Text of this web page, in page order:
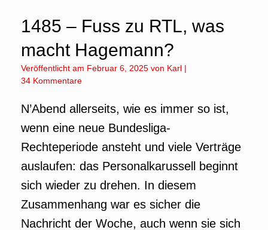
1485 – Fuss zu RTL, was
macht Hagemann?
Veröffentlicht am Februar 6, 2025 von Karl |
34 Kommentare
N’Abend allerseits, wie es immer so ist,
wenn eine neue Bundesliga-
Rechteperiode ansteht und viele Verträge
auslaufen: das Personalkarussell beginnt
sich wieder zu drehen. In diesem
Zusammenhang war es sicher die
Nachricht der Woche, auch wenn sie sich